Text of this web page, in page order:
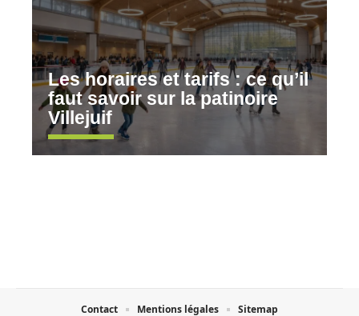
Les horaires et tarifs : ce qu’il
faut savoir sur la patinoire
Villejuif
Contact Mentions légales Sitemap